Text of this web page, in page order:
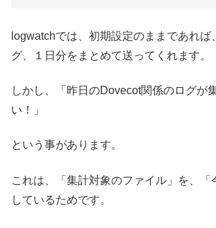
logwatchでは、初期設定のままであれば
グ、１日分をまとめて送ってくれます。
しかし、「昨日のDovecot関係のログが
い！」
という事があります。
これは、「集計対象のファイル」を、「
しているためです。